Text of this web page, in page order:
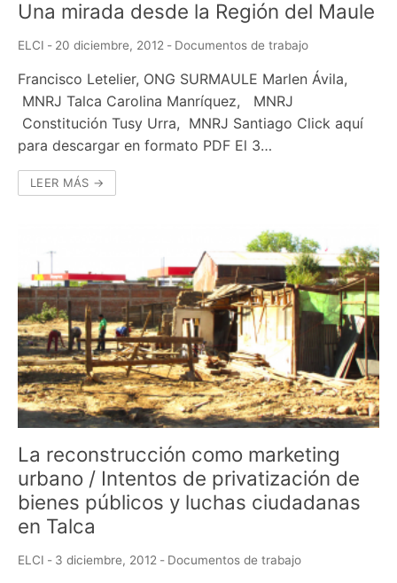
Una mirada desde la Región del Maule
ELCI - 20 diciembre, 2012 - Documentos de trabajo
Francisco Letelier, ONG SURMAULE Marlen Ávila,
MNRJ Talca Carolina Manríquez, MNRJ
Constitución Tusy Urra, MNRJ Santiago Click aquí
para descargar en formato PDF El 3…
LEER MÁS →
La reconstrucción como marketing
urbano / Intentos de privatización de
bienes públicos y luchas ciudadanas
en Talca
ELCI - 3 diciembre, 2012 - Documentos de trabajo